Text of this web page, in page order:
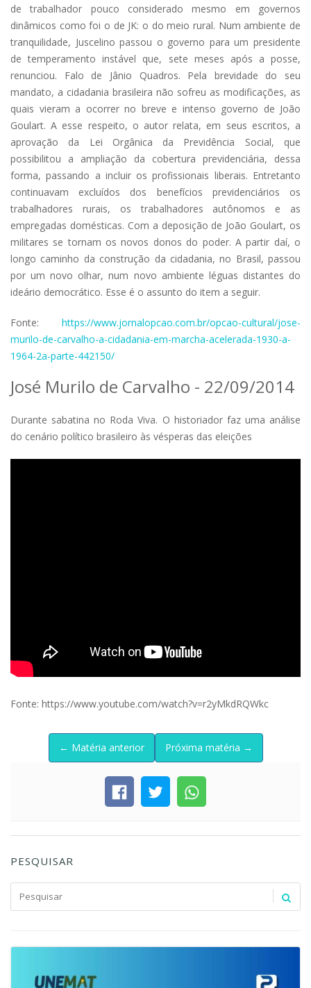
de trabalhador pouco considerado mesmo em governos
dinâmicos como foi o de JK: o do meio rural. Num ambiente de
tranquilidade, Juscelino passou o governo para um presidente
de temperamento instável que, sete meses após a posse,
renunciou. Falo de Jânio Quadros. Pela brevidade do seu
mandato, a cidadania brasileira não sofreu as modificações, as
quais vieram a ocorrer no breve e intenso governo de João
Goulart. A esse respeito, o autor relata, em seus escritos, a
aprovação da Lei Orgânica da Previdência Social, que
possibilitou a ampliação da cobertura previdenciária, dessa
forma, passando a incluir os profissionais liberais. Entretanto
continuavam excluídos dos benefícios previdenciários os
trabalhadores rurais, os trabalhadores autônomos e as
empregadas domésticas. Com a deposição de João Goulart, os
militares se tornam os novos donos do poder. A partir daí, o
longo caminho da construção da cidadania, no Brasil, passou
por um novo olhar, num novo ambiente léguas distantes do
ideário democrático. Esse é o assunto do item a seguir.
Fonte: https://www.jornalopcao.com.br/opcao-cultural/jose-
murilo-de-carvalho-a-cidadania-em-marcha-acelerada-1930-a-
1964-2a-parte-442150/
José Murilo de Carvalho - 22/09/2014
Durante sabatina no Roda Viva. O historiador faz uma análise
do cenário político brasileiro às vésperas das eleições
Fonte: https://www.youtube.com/watch?v=r2yMkdRQWkc
← Matéria anterior Próxima matéria →
PESQUISAR